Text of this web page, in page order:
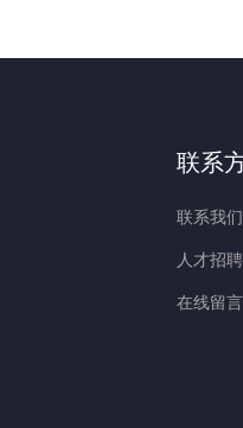
联系
联系我们
人才招聘
在线留言